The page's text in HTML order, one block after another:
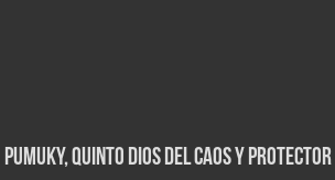
Pumuky, Quinto Dios del Caos y Protector